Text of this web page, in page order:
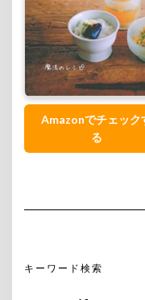
Amazonでチェック
る
キーワード検索